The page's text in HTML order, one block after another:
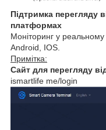
Підтримка перегляду
платформах
Моніторинг у
Android, IOS.
Примітка:
Сайт для перегляду
ismartlife me/login